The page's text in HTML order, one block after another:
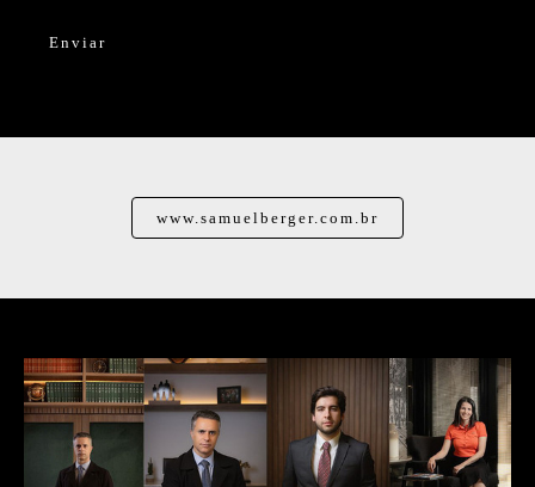
Enviar
www.samuelberger.com.br